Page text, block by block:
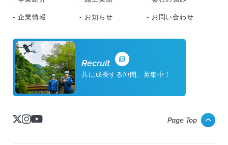
- 企業情報 - お知らせ - お問い合わせ
Recruit
共に成長する仲間、募集中！
Page Top